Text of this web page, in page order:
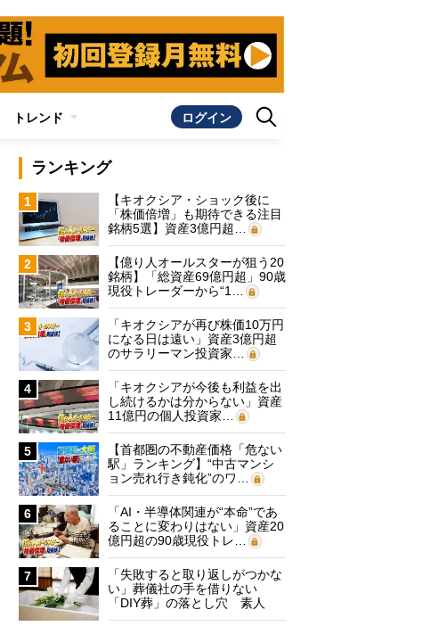
トレンド ログイン
ランキング
1
【キオクシア・ショック後に
「株価倍増」も期待できる注目
銘柄5選】資産3億円超…
2
【億り人オールスターが狙う20
銘柄】「総資産69億円超」90歳
現役トレーダーから“1…
3
「キオクシアが再び株価10万円
になる日は遠い」資産3億円超
のサラリーマン投資家…
4
「キオクシアが今後も利益を出
し続けるかは分からない」資産
11億円の個人投資家…
5
【首都圏の不動産価格「危ない
駅」ランキング】“中古マンシ
ョン売れ行き鈍化”のワ…
6
「AI・半導体関連が“本命”であ
ることに変わりはない」資産20
億円超の90歳現役トレ…
7
「失敗すると取り返しがつかな
い」葬儀社の手を借りない
「DIY葬」の落とし穴 素人
に…